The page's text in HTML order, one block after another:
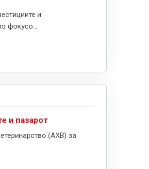
и
фокусо...
и пазарот
(АХВ) за